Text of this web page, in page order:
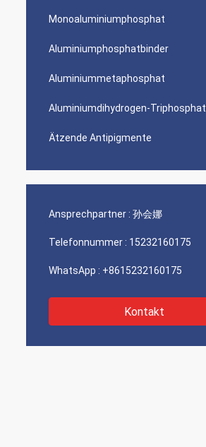
Monoaluminiumphosphat
Aluminiumphosphatbinder
Aluminiummetaphosphat
Aluminiumdihydrogen-Triphosphat
Ätzende Antipigmente
Ansprechpartner : 孙会娜
Telefonnummer : 15232160175
WhatsApp : +8615232160175
Kontakt